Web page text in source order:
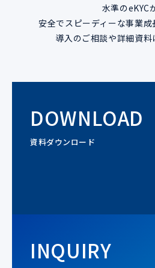
水準のeKYC
安全でスピーディーな事業成
導入のご相談や詳細資料
DOWNLOAD
資料ダウンロード
INQUIRY